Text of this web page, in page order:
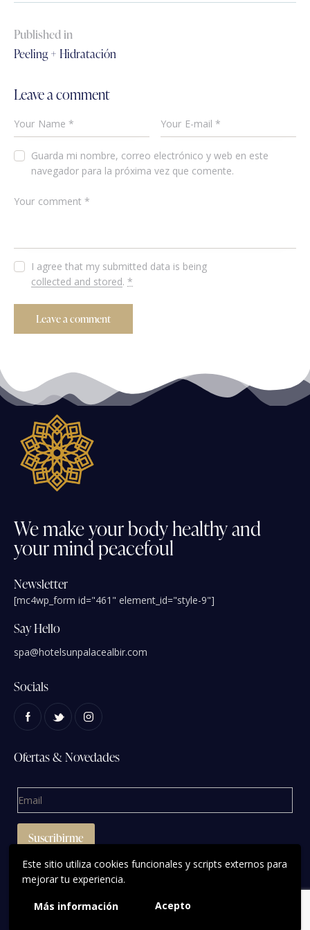
Este sitio utiliza cookies funcionales y scripts externos para
mejorar tu experiencia.
Más información Acepto
Published in
Peeling + Hidratación
Leave a comment
Guarda mi nombre, correo electrónico y web en este
navegador para la próxima vez que comente.
I agree that my submitted data is being
collected and stored.*
Wemakeyourbodyhealthyand
yourmindpeacefoul
Newsletter
[mc4wp_form id="461" element_id="style-9"]
Say Hello
spa@hotelsunpalacealbir.com
Socials
Ofertas & Novedades